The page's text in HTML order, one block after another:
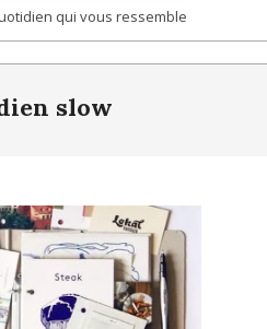
qui vous ressemble
slow